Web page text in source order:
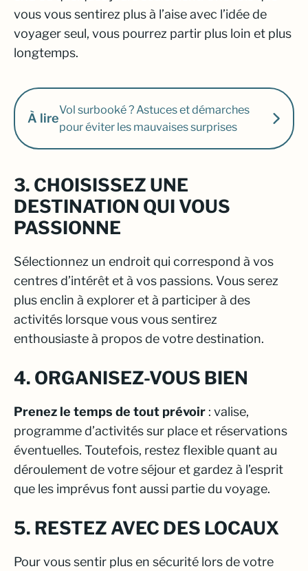
vous vous sentirez plus à l’aise avec l’idée de
voyager seul, vous pourrez partir plus loin et plus
longtemps.
À lire
Vol surbooké ? Astuces et démarches
pour éviter les mauvaises surprises
3. CHOISISSEZ UNE
DESTINATION QUI VOUS
PASSIONNE
Sélectionnez un endroit qui correspond à vos
centres d’intérêt et à vos passions. Vous serez
plus enclin à explorer et à participer à des
activités lorsque vous vous sentirez
enthousiaste à propos de votre destination.
4. ORGANISEZ-VOUS BIEN
Prenez le temps de tout prévoir : valise,
programme d’activités sur place et réservations
éventuelles. Toutefois, restez flexible quant au
déroulement de votre séjour et gardez à l’esprit
que les imprévus font aussi partie du voyage.
5. RESTEZ AVEC DES LOCAUX
Pour vous sentir plus en sécurité lors de votre